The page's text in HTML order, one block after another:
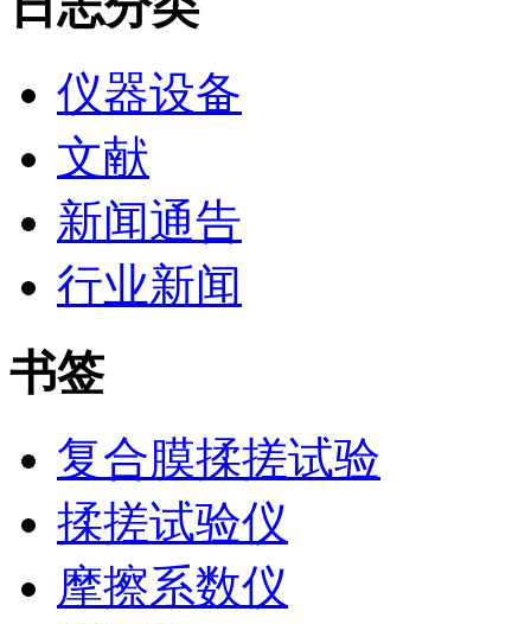
仪器设备
文献
新闻通告
行业新闻
书签
复合膜揉搓试验
揉搓试验仪
摩擦系数仪